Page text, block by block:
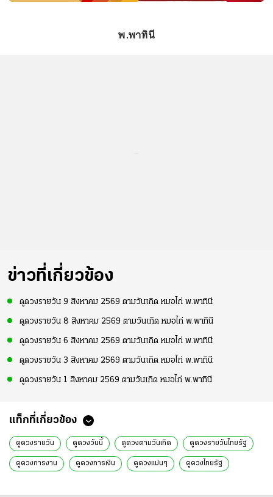
พ.พาทินี
ข่าวที่เกี่ยวข้อง
ดูดวงรายวัน 9 สิงหาคม 2569 ตามวันเกิด หมอไก่ พ.พาทินี
ดูดวงรายวัน 8 สิงหาคม 2569 ตามวันเกิด หมอไก่ พ.พาทินี
ดูดวงรายวัน 6 สิงหาคม 2569 ตามวันเกิด หมอไก่ พ.พาทินี
ดูดวงรายวัน 3 สิงหาคม 2569 ตามวันเกิด หมอไก่ พ.พาทินี
ดูดวงรายวัน 1 สิงหาคม 2569 ตามวันเกิด หมอไก่ พ.พาทินี
แท็กที่เกี่ยวข้อง
ดูดวงรายวัน ดูดวงวันนี้ ดูดวงตามวันเกิด ดูดวงรายวันไทยรัฐ
ดูดวงการงาน ดูดวงการเงิน ดูดวงแม่นๆ ดูดวงไทยรัฐ